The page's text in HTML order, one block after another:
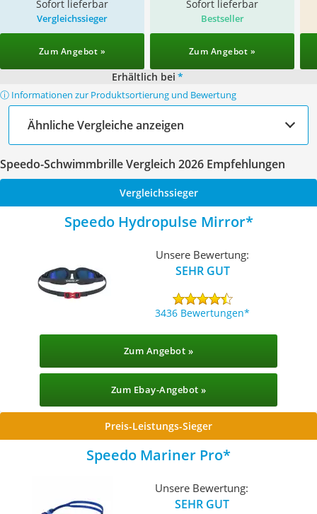
Sofort lieferbar Sofort lieferbar
Vergleichssieger
Zum Angebot »
Bestseller
Zum Angebot »
Erhältlich bei *
ⓘ Informationen zur Produktsortierung und Bewertung
Ähnliche Vergleiche anzeigen
Speedo-Schwimmbrille Vergleich 2026 Empfehlungen
Vergleichssieger
Speedo Hydropulse Mirror
Unsere Bewertung:
SEHR GUT
3436 Bewertungen
Zum Angebot »
Zum Ebay-Angebot »
Preis-Leistungs-Sieger
Speedo Mariner Pro
Unsere Bewertung:
SEHR GUT